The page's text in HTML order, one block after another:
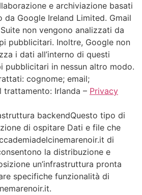
e archiviazione basati
da Google Ireland Limited. Gmail
non vengono analizzati da
pubblicitari. Inoltre, Google non
i dati all’interno di questi
pubblicitari in nessun altro modo.
cognome; email;
trattamento: Irlanda – Privacy
backendQuesto tipo di
di ospitare Dati e file che
di
la distribuzione e
un’infrastruttura pronta
specifiche funzionalità di